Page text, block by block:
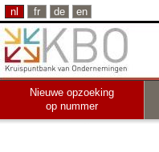
nl fr de en
Nieuwe opzoeking
op nummer